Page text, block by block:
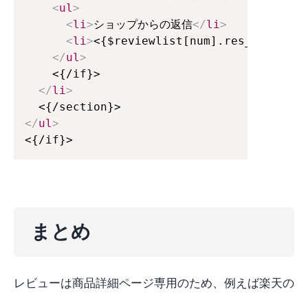
<ul >
<li >ショップからの返信</li >
<li >
</ul >
    <{/if}>
</li >
</ul >
<{/if}>
まとめ
レビューは商品詳細ページ専用のため、例えば楽天の